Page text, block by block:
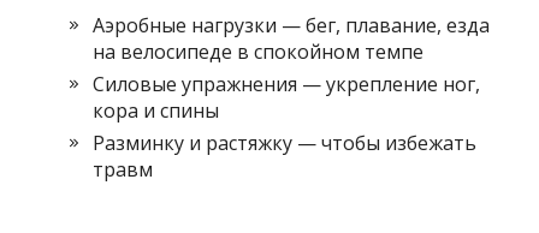
Аэробные нагрузки — бег, плавание, езда
на велосипеде в спокойном темпе
Силовые упражнения — укрепление ног,
кора и спины
Разминку и растяжку — чтобы избежать
травм